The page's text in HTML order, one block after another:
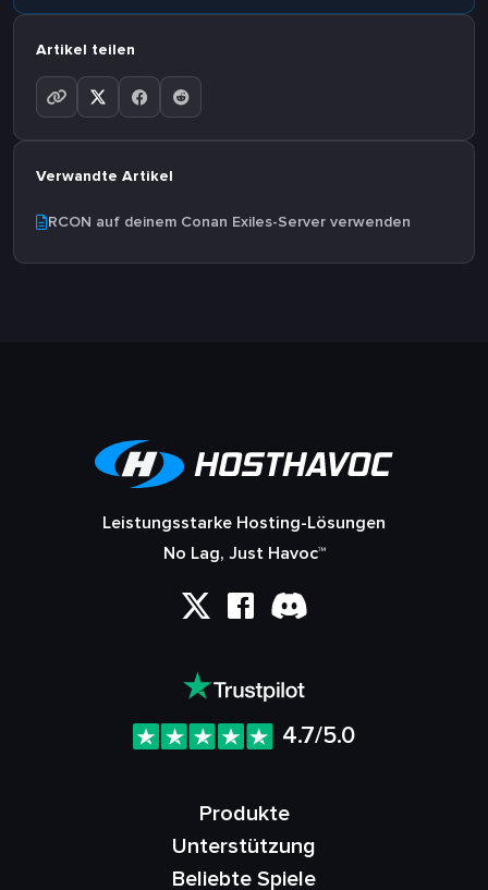
Artikel teilen
Verwandte Artikel
RCON auf deinem Conan Exiles-Server verwenden
Leistungsstarke Hosting-Lösungen
No Lag, Just Havoc™
4.7/5.0
Produkte
Unterstützung
Beliebte Spiele